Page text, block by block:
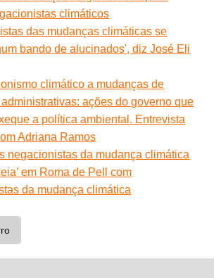
climáticos
das mudanças climáticas se
bando de alucinados', diz José Eli
climático a mudanças de
ações do governo que
a política ambiental. Entrevista
Adriana Ramos
negacionistas da mudança climática
em Roma de Pell com
da mudança climática